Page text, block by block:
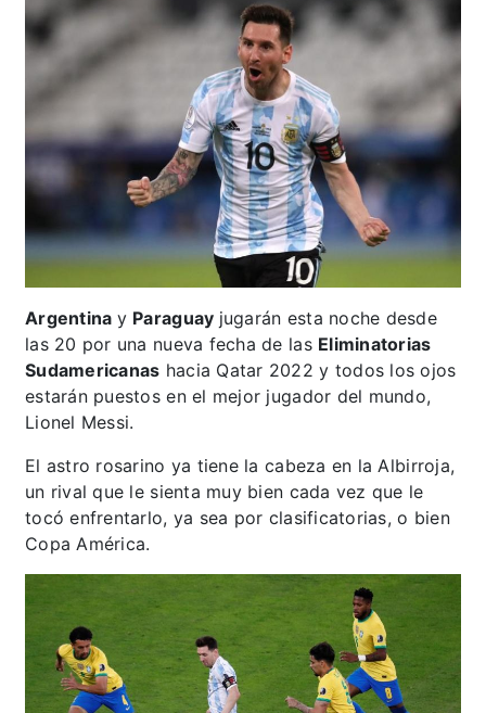
Argentina y Paraguay jugarán esta noche desde
las 20 por una nueva fecha de las Eliminatorias
Sudamericanas hacia Qatar 2022 y todos los ojos
estarán puestos en el mejor jugador del mundo,
Lionel Messi.
El astro rosarino ya tiene la cabeza en la Albirroja,
un rival que le sienta muy bien cada vez que le
tocó enfrentarlo, ya sea por clasificatorias, o bien
Copa América.